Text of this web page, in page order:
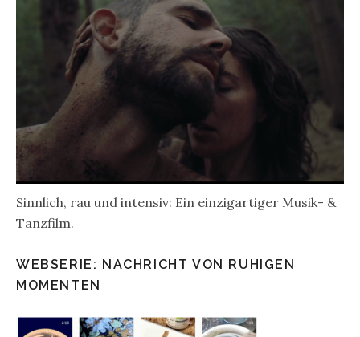
Sinnlich, rau und intensiv: Ein einzigartiger Musik- &
Tanzfilm.
WEBSERIE: NACHRICHT VON RUHIGEN
MOMENTEN